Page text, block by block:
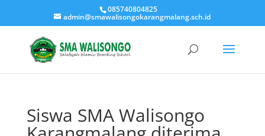
085740804825
admin@smawalisongokarangmalang.sch.id
Siswa SMA Walisongo